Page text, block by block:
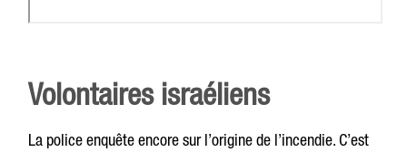
Volontaires israéliens
La police enquête encore sur l’origine de l’incendie. C’est